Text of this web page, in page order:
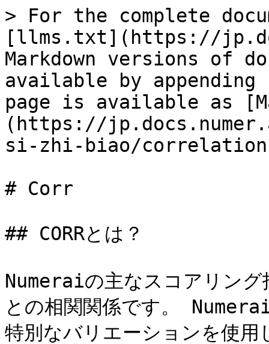
> For the complete
[llms.txt](https://
Markdown versions of
available by
page is available as
(https://
si-zhi-biao/
# Corr
## CORRとは？
Numeraiの主なスコアリン
との相関関係です。
特別なバリエーションを使用